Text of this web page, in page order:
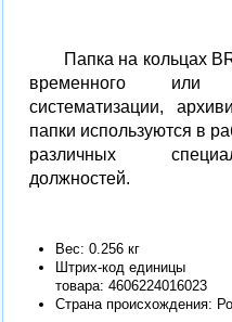
Папка на кольцах
временного или
систематизации,
папки используются в
различных
должностей.
Вес: 0.256 кг
Штрих-код единицы
товара: 4606224016023
Страна происхождения: